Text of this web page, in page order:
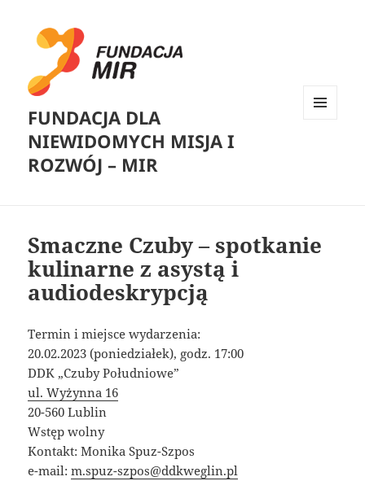
FUNDACJA DLA
NIEWIDOMYCH MISJA I
ROZWÓJ – MIR
Smaczne Czuby – spotkanie
kulinarne z asystą i
audiodeskrypcją
Termin i miejsce wydarzenia:
20.02.2023 (poniedziałek), godz. 17:00
DDK „Czuby Południowe”
ul. Wyżynna 16
20-560 Lublin
Wstęp wolny
Kontakt: Monika Spuz-Szpos
e-mail:m.spuz-szpos@ddkweglin.pl